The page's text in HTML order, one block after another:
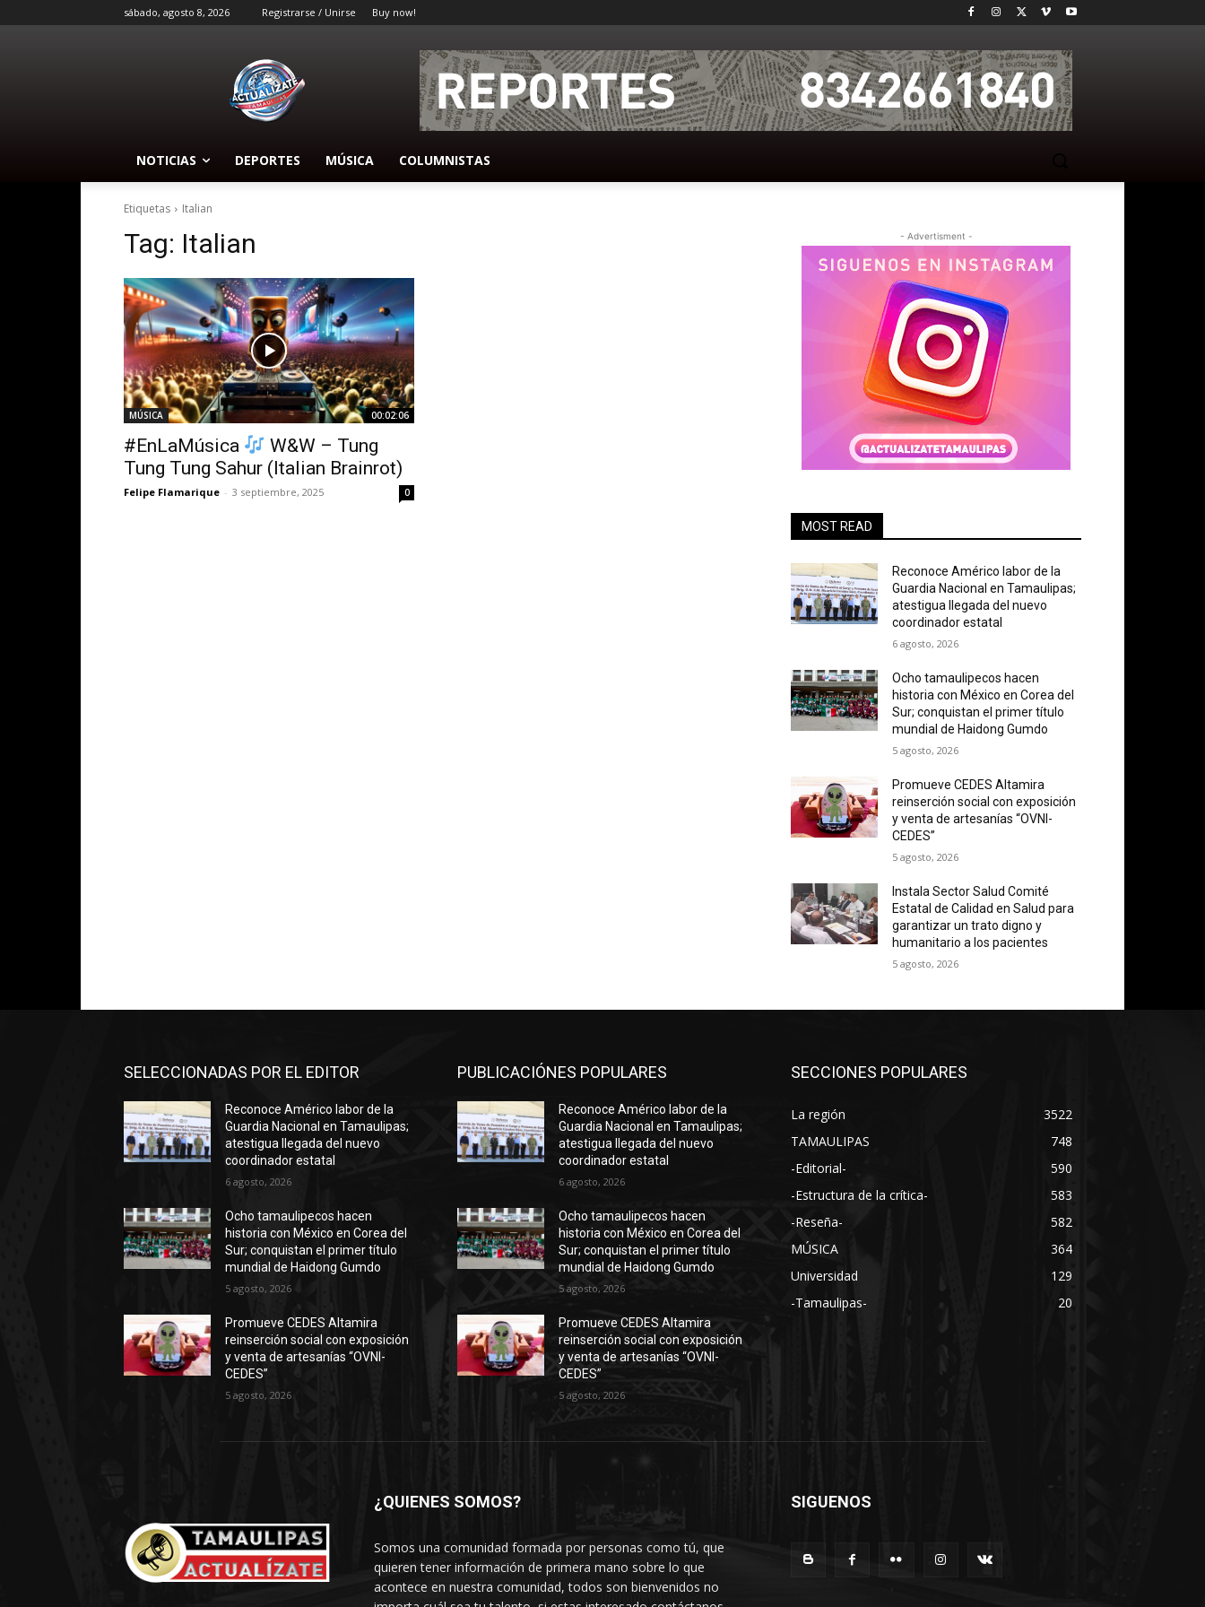
sábado, agosto 8, 2026 Registrarse / Unirse Buy now!
NOTICIAS DEPORTES MÚSICA COLUMNISTAS
Etiquetas Italian
Tag: Italian
MÚSICA 00:02:06
#EnLaMúsica
W&W – Tung
Tung Tung Sahur (Italian Brainrot)
Felipe Flamarique - 3 septiembre, 2025 0
- Advertisment -
MOST READ
Reconoce Américo labor de la
Guardia Nacional en Tamaulipas;
atestigua llegada del nuevo
coordinador estatal
6 agosto, 2026
Ocho tamaulipecos hacen
historia con México en Corea del
Sur; conquistan el primer título
mundial de Haidong Gumdo
5 agosto, 2026
Promueve CEDES Altamira
reinserción social con exposición
y venta de artesanías “OVNI-
CEDES”
5 agosto, 2026
Instala Sector Salud Comité
Estatal de Calidad en Salud para
garantizar un trato digno y
humanitario a los pacientes
5 agosto, 2026
SELECCIONADAS POR EL EDITOR
Reconoce Américo labor de la
Guardia Nacional en Tamaulipas;
atestigua llegada del nuevo
coordinador estatal
6 agosto, 2026
Ocho tamaulipecos hacen
historia con México en Corea del
Sur; conquistan el primer título
mundial de Haidong Gumdo
5 agosto, 2026
Promueve CEDES Altamira
reinserción social con exposición
y venta de artesanías “OVNI-
CEDES”
5 agosto, 2026
PUBLICACIÓNES POPULARES
Reconoce Américo labor de la
Guardia Nacional en Tamaulipas;
atestigua llegada del nuevo
coordinador estatal
6 agosto, 2026
Ocho tamaulipecos hacen
historia con México en Corea del
Sur; conquistan el primer título
mundial de Haidong Gumdo
5 agosto, 2026
Promueve CEDES Altamira
reinserción social con exposición
y venta de artesanías “OVNI-
CEDES”
5 agosto, 2026
SECCIONES POPULARES
La región
3522
TAMAULIPAS
748
-Editorial-
590
-Estructura de la crítica-
583
-Reseña-
582
MÚSICA
364
Universidad
129
-Tamaulipas-
20
¿QUIENES SOMOS?
Somos una comunidad formada por personas como tú, que
quieren tener información de primera mano sobre lo que
acontece en nuestra comunidad, todos son bienvenidos no
SIGUENOS